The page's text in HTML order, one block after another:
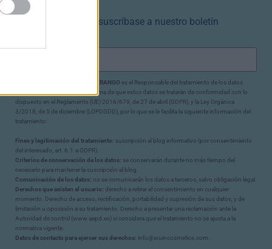
NEWSLETTER
Déjenos su email y suscríbase a nuestro boletín
JOSE GREGORIO OLMOS ARANGO es el Responsable del tratamiento de los datos
personales del usuario y le informa de que estos datos se tratarán de conformidad con lo
dispuesto en el Reglamento (UE) 2016/679, de 27 de abril (GDPR), y la Ley Orgánica
3/2018, de 5 de diciembre (LOPDGDD), por lo que se le facilita la siguiente información del
tratamiento:
Fines y legitimación del tratamiento: suscripción al blog informativo (por consentimiento
del interesado, art. 6.1.a GDPR).
Criterios de conservación de los datos: se conservarán durante no más tiempo del
necesario para mantener la suscripción al blog.
Comunicación de los datos: no se comunicarán los datos a terceros, salvo obligación legal.
Derechos que asisten al usuario: derecho a retirar el consentimiento en cualquier
momento. Derecho de acceso, rectificación, portabilidad y supresión de sus datos, y de
limitación u oposición a su tratamiento. Derecho a presentar una reclamación ante la
Autoridad de control (www.aepd.es) si considera que el tratamiento no se ajusta a la
normativa vigente.
Datos de contacto para ejercer sus derechos: info@wuincosmetics.com.